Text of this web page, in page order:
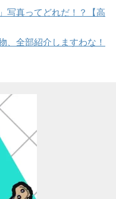
写真ってどれだ！？【高
、全部紹介しますわな！